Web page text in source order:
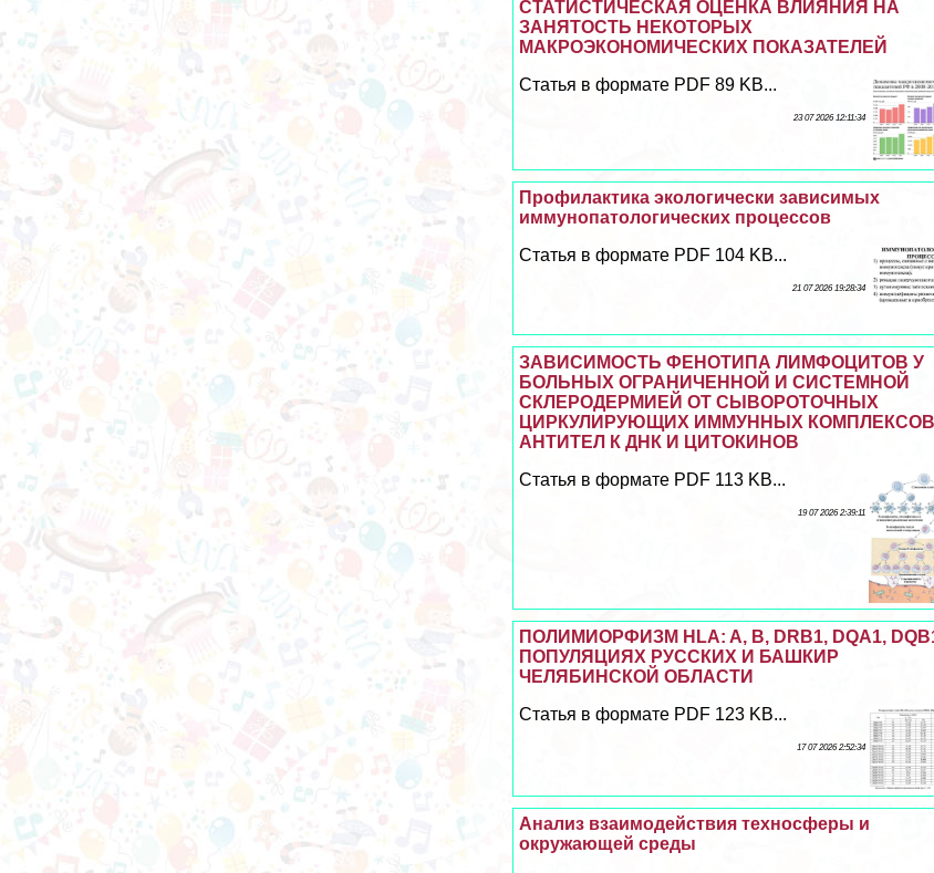
СТАТИСТИЧЕСКАЯ ОЦЕНКА ВЛИЯНИЯ НА
ЗАНЯТОСТЬ НЕКОТОРЫХ
МАКРОЭКОНОМИЧЕСКИХ ПОКАЗАТЕЛЕЙ
Статья в формате PDF 89 KB...
23 07 2026 12:11:34
Профилактика экологически зависимых
иммунопатологических процессов
Статья в формате PDF 104 KB...
21 07 2026 19:28:34
ЗАВИСИМОСТЬ ФЕНОТИПА ЛИМФОЦИТОВ У
БОЛЬНЫХ ОГРАНИЧЕННОЙ И СИСТЕМНОЙ
СКЛЕРОДЕРМИЕЙ ОТ СЫВОРОТОЧНЫХ
ЦИРКУЛИРУЮЩИХ ИММУННЫХ
АНТИТЕЛ К ДНК И ЦИТОКИНОВ
Статья в формате PDF 113 KB...
19 07 2026 2:39:11
ПОЛИМИОРФИЗМ HLA: A, B, DRB1, DQA1,
ПОПУЛЯЦИЯХ РУССКИХ И БАШКИР
ЧЕЛЯБИНСКОЙ ОБЛАСТИ
Статья в формате PDF 123 KB...
17 07 2026 2:52:34
Анализ взаимодействия техносферы и
окружающей среды